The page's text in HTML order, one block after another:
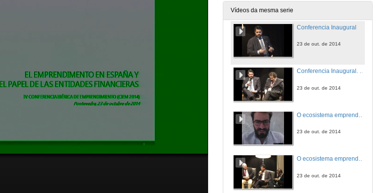
Vídeos da mesma serie
Conferencia Inaugural
23 de out. de 2014
Conferencia Inaugural. Cuestións
23 de out. de 2014
23 de out. de 2014
O ecosistema emprendedor. Coloquio
23 de out. de 2014